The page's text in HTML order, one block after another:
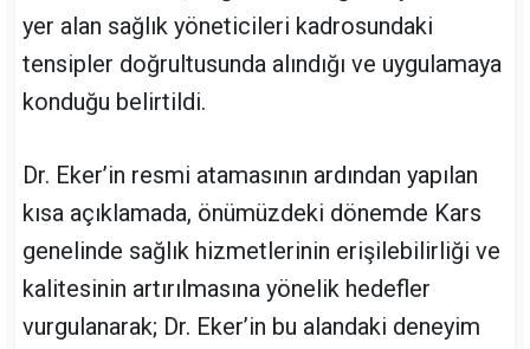
yer alan sağlık yöneticileri kadrosundaki
tensipler doğrultusunda alındığı ve uygulamaya
konduğu belirtildi.
Dr. Eker’in resmi atamasının ardından yapılan
kısa açıklamada, önümüzdeki dönemde Kars
genelinde sağlık hizmetlerinin erişilebilirliği ve
kalitesinin artırılmasına yönelik hedefler
vurgulanarak; Dr. Eker’in bu alandaki deneyim